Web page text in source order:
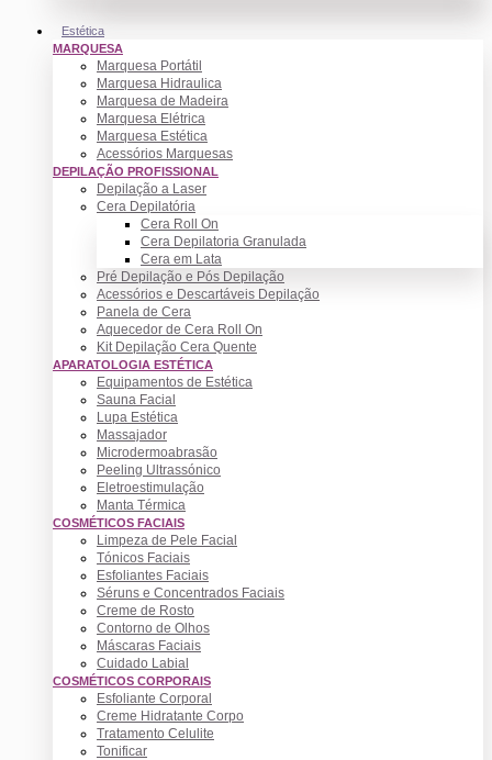
Estética
MARQUESA
Marquesa Portátil
Marquesa Hidraulica
Marquesa de Madeira
Marquesa Elétrica
Marquesa Estética
Acessórios Marquesas
DEPILAÇÃO PROFISSIONAL
Depilação a Laser
Cera Depilatória
Cera Roll On
Cera Depilatoria Granulada
Cera em Lata
Pré Depilação e Pós Depilação
Acessórios e Descartáveis Depilação
Panela de Cera
Aquecedor de Cera Roll On
Kit Depilação Cera Quente
APARATOLOGIA ESTÉTICA
Equipamentos de Estética
Sauna Facial
Lupa Estética
Massajador
Microdermoabrasão
Peeling Ultrassónico
Eletroestimulação
Manta Térmica
COSMÉTICOS FACIAIS
Limpeza de Pele Facial
Tónicos Faciais
Esfoliantes Faciais
Séruns e Concentrados Faciais
Creme de Rosto
Contorno de Olhos
Máscaras Faciais
Cuidado Labial
COSMÉTICOS CORPORAIS
Esfoliante Corporal
Creme Hidratante Corpo
Tratamento Celulite
Tonificar